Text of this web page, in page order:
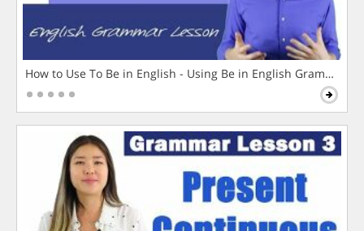
How to Use To Be in English - Using Be in English Grammar